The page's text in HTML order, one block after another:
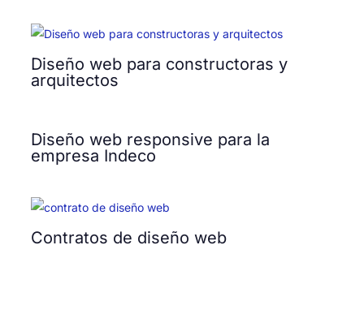
Diseño web para constructoras y
arquitectos
Diseño web responsive para la
empresa Indeco
Contratos de diseño web